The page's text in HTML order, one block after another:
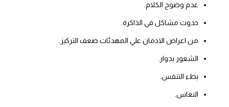
عدم وضوح الكلام.
حدوث مشاكل في الذاكرة.
من اعراض الادمان علي المهدئات ضعف التركيز.
الشعور بدوار.
بطء التنفس.
النعاس.